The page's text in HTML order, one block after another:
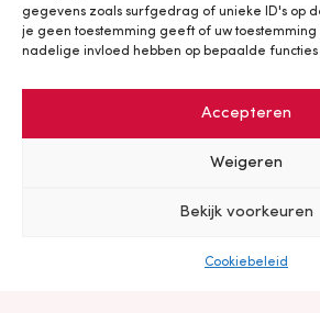
gegevens zoals surfgedrag of unieke ID's op
je geen toestemming geeft of uw toestemming
nadelige invloed hebben op bepaalde
Accepteren
Weigeren
Bekijk voorkeuren
Cookiebeleid
Montage van de moffen
Eindsluiting bij de klant.
Meer informatie over